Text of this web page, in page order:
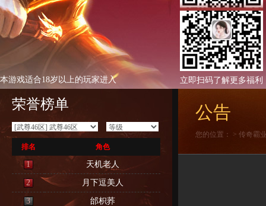
立即扫码了解更多福利
本游戏适合18岁以上的玩家进入
荣誉榜单
排名 角色
1 天机老人
2 月下逗美人
3 邰枳荞
公告
您的位置： > 传奇霸